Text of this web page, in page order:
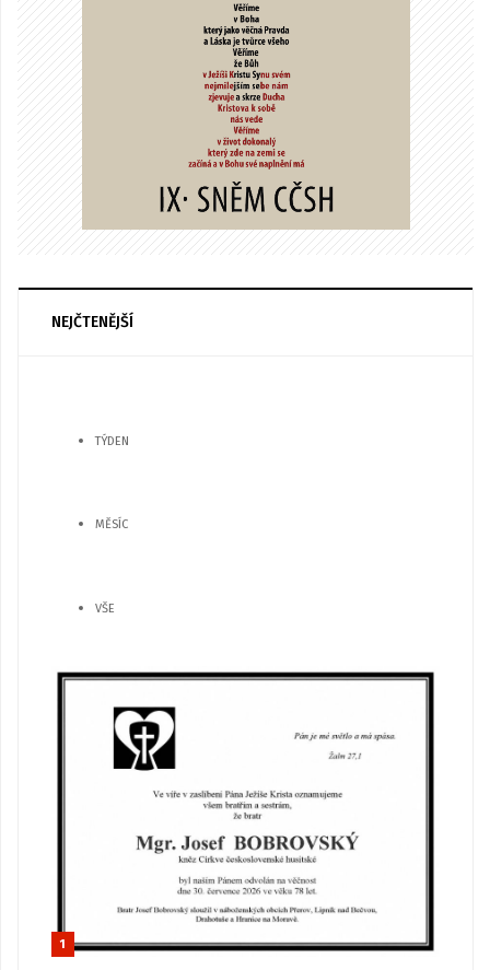
NEJČTENĚJŠÍ
TÝDEN
MĚSÍC
VŠE
1